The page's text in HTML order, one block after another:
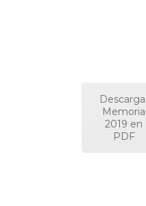
Memoria
2019 en
PDF